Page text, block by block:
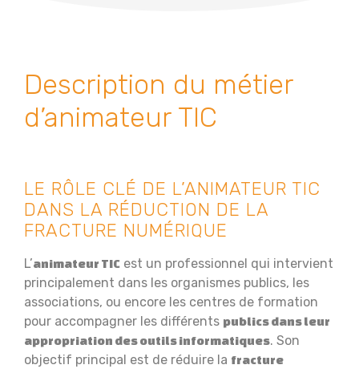
Description du métier
d’animateur TIC
LE RÔLE CLÉ DE L’ANIMATEUR TIC
DANS LA RÉDUCTION DE LA
FRACTURE NUMÉRIQUE
L’animateur TIC est un professionnel qui intervient
principalement dans les organismes publics, les
associations, ou encore les centres de formation
pour accompagner les différents publics dans leur
appropriation des outils informatiques. Son
objectif principal est de réduire la fracture